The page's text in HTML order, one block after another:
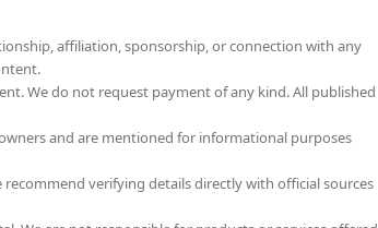
affiliation, sponsorship, or connection with any
We do not request payment of any kind. All published
and are mentioned for informational purposes
verifying details directly with official sources